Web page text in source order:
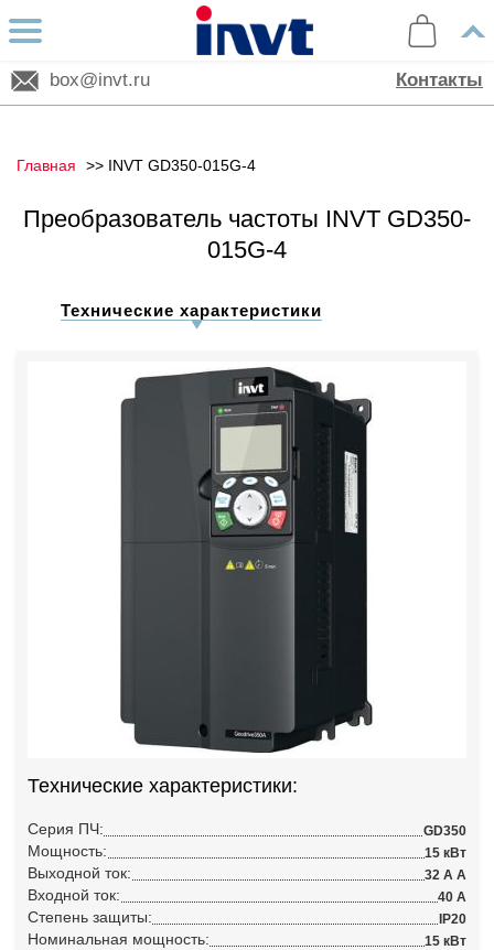
box@invt.ru Контакты
Главная INVT GD350-015G-4
Преобразователь частоты INVT GD350-
015G-4
Технические характеристики
Технические характеристики:
Серия ПЧ: GD350
Мощность: 15 кВт
Выходной ток: 32 А А
Входной ток: 40 А
Степень защиты: IP20
Номинальная мощность: 15 кВт